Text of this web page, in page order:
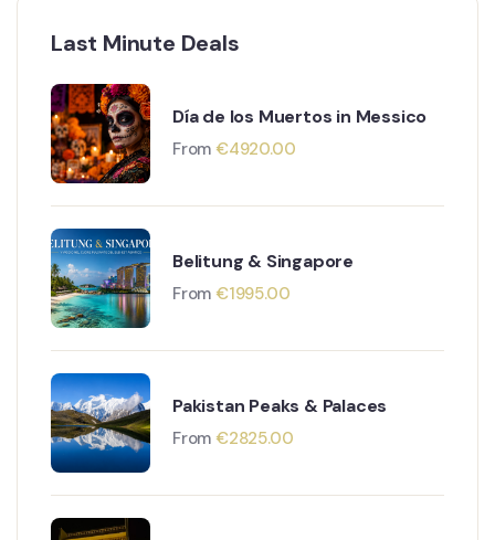
Last Minute Deals
Día de los Muertos in Messico
From €4920.00
Belitung & Singapore
From €1995.00
Pakistan Peaks & Palaces
From €2825.00